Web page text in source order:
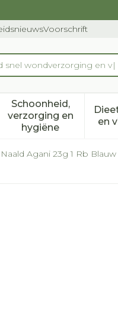
Voorschrift
merk, categorie...
sn
Schoonheid,
verzorging en
hygiëne
Toon submenu
en
Agani 23g 1 Rb Blauw
Naald